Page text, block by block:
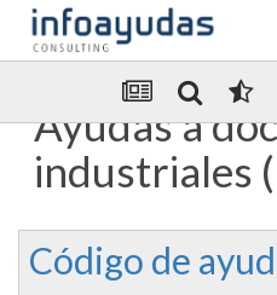
Enviar Por email
Ayudas a
industriales
Código de